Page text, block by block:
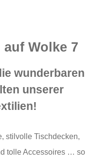
Wolke 7
wunderbaren
unserer
stilvolle Tischdecken,
tolle Accessoires … so